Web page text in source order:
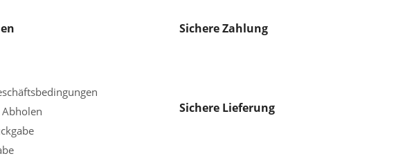
Sichere Zahlung
Sichere Lieferung